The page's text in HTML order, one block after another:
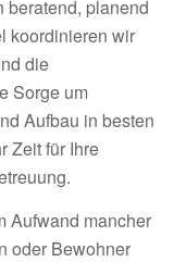
beratend, planend
koordinieren wir
die
Sorge um
Aufbau in besten
Zeit für Ihre
Aufwand mancher
oder Bewohner